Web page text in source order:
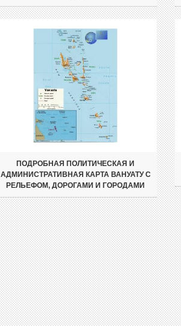
ПОДРОБНАЯ ПОЛИТИЧЕСКАЯ И
АДМИНИСТРАТИВНАЯ КАРТА ВАНУАТУ С
РЕЛЬЕФОМ, ДОРОГАМИ И ГОРОДАМИ